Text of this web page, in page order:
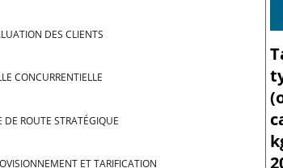
DES CLIENTS
CONCURRENTIELLE
DE ROUTE STRATÉGIQUE
ET TARIFICATION